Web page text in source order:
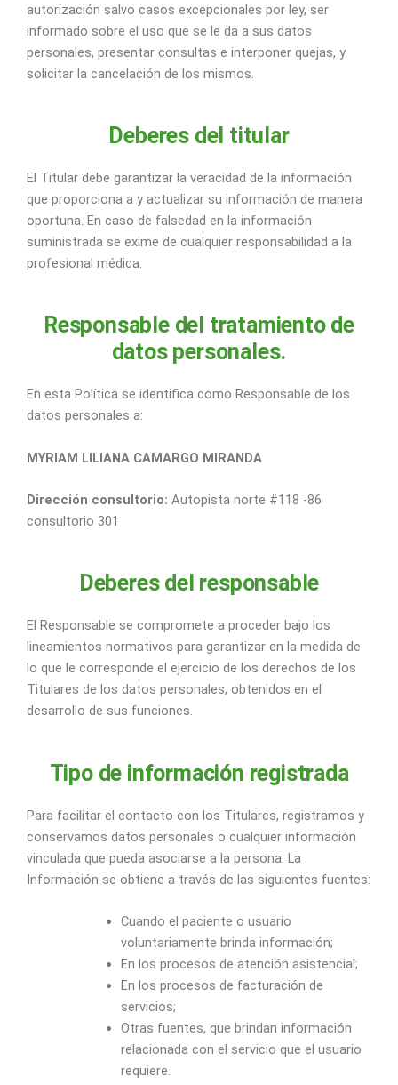
autorización salvo casos excepcionales por ley, ser
informado sobre el uso que se le da a sus datos
personales, presentar consultas e interponer quejas, y
solicitar la cancelación de los mismos.
Deberes del titular
El Titular debe garantizar la veracidad de la información
que proporciona a y actualizar su información de manera
oportuna. En caso de falsedad en la información
suministrada se exime de cualquier responsabilidad a la
profesional médica.
Responsable del tratamiento de
datos personales.
En esta Política se identifica como Responsable de los
datos personales a:
MYRIAM LILIANA CAMARGO MIRANDA
Dirección consultorio: Autopista norte #118 -86
consultorio 301
Deberes del responsable
El Responsable se compromete a proceder bajo los
lineamientos normativos para garantizar en la medida de
lo que le corresponde el ejercicio de los derechos de los
Titulares de los datos personales, obtenidos en el
desarrollo de sus funciones.
Tipo de información registrada
Para facilitar el contacto con los Titulares, registramos y
conservamos datos personales o cualquier información
vinculada que pueda asociarse a la persona. La
Información se obtiene a través de las siguientes fuentes:
Cuando el paciente o usuario
voluntariamente brinda información;
En los procesos de atención asistencial;
En los procesos de facturación de
servicios;
Otras fuentes, que brindan información
relacionada con el servicio que el usuario
requiere.